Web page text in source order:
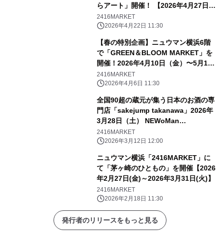
らアート」開催！ 【2026年4月27日
(月)〜6月22日(月)】
2416MARKET
2026年4月22日 11:30
【春の特別企画】ニュウマン横浜6階
で「GREEN＆BLOOM MARKET」を
開催！2026年4月10日（金）〜5月10
日（日）
2416MARKET
2026年4月6日 11:30
全国90超の蔵元が集う日本のお酒の専
門店「sakejump takanawa」2026年
3月28日（土） NEWoMan
TAKANAWA MIMUREにグランドオー
プン！
2416MARKET
2026年3月12日 12:00
ニュウマン横浜「2416MARKET」に
て「茅ヶ崎のひともの」を開催【2026
年2月27日(金)～2026年3月31日(火)】
2416MARKET
2026年2月18日 11:30
発行者のリリースをもっと見る